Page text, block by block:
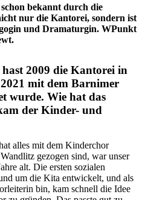
bekannt durch die
nur die Kantorei, sondern ist
und Dramaturgin. WPunkt
2009 die Kantorei in
mit dem Barnimer
wurde. Wie hat das
der Kinder- und
alles mit dem Kinderchor
gezogen sind, war unser
alt. Die ersten sozialen
um die Kita entwickelt, und als
bin, kam schnell die Idee